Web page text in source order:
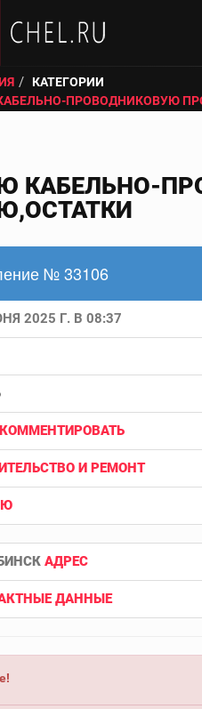
КАТЕГОРИИ
ПРОВОДНИКОВУЮ
КАБЕЛЬНО-
№ 33106
2025 Г. В 08:37
КОММЕНТИРОВАТЬ
И РЕМОНТ
АДРЕС
ДАННЫЕ